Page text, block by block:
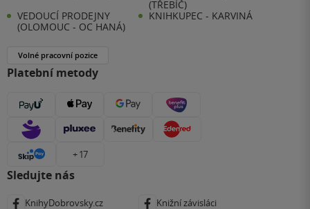
(TŘEBÍČ)
VEDOUCÍ PRODEJNY
(OLOMOUC - OC HANÁ)
KNIHKUPEC - KARVINÁ
Volné pracovní pozice
Platební metody
+ 17
Sledujte nás
KnihyDobrovsky.cz Knižní závisláci